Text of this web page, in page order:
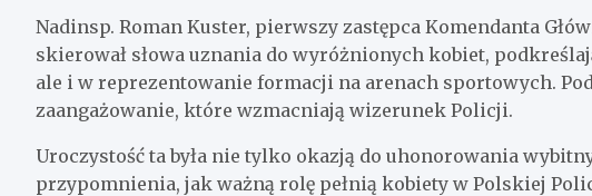
Nadinsp. Roman Kuster, pierwszy zastępca Komendanta
skierował słowa uznania do wyróżnionych kobiet,
ale i w reprezentowanie formacji na arenach sportowych.
zaangażowanie, które wzmacniają wizerunek Policji.
Uroczystość ta była nie tylko okazją do uhonorowania
przypomnienia, jak ważną rolę pełnią kobiety w Polskiej